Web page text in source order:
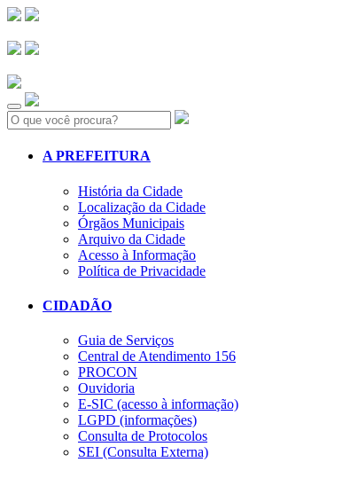
Search:
A PREFEITURA
História da Cidade
Localização da Cidade
Órgãos Municipais
Arquivo da Cidade
Acesso à Informação
Política de Privacidade
CIDADÃO
Guia de Serviços
Central de Atendimento 156
PROCON
Ouvidoria
E-SIC (acesso à informação)
LGPD (informações)
Consulta de Protocolos
SEI (Consulta Externa)